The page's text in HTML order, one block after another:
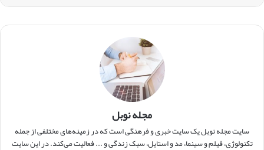
مجله نوبل
سایت مجله نوبل یک سایت خبری و فرهنگی است که در زمینه‌های مختلفی از جمله
تکنولوژی، فیلم و سینما، مد و استایل، سبک زندگی و ... فعالیت می‌کند. در این سایت